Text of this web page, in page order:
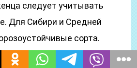
следует учитывать
Для Сибири и Средней
сорта.